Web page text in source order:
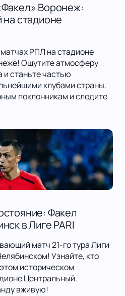
Воронеж:
на стадионе
РПЛ на стадионе
Ощутите атмосферу
и станьте частью
клубами страны.
поклонникам и следите
Факел
в Лиге PARI
матч 21-го тура Лиги
Узнайте, кто
историческом
Центральный.
вживую!